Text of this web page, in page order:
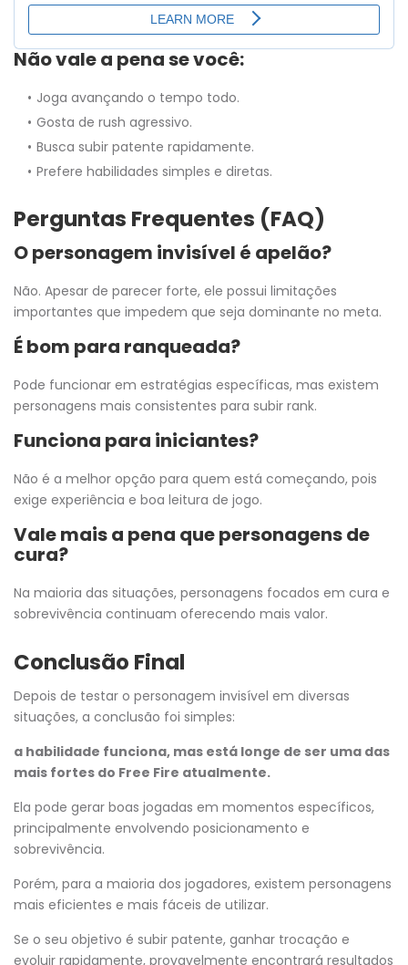
Não vale a pena se você:
Joga avançando o tempo todo.
Gosta de rush agressivo.
Busca subir patente rapidamente.
Prefere habilidades simples e diretas.
Perguntas Frequentes (FAQ)
O personagem invisível é apelão?
Não. Apesar de parecer forte, ele possui limitações
importantes que impedem que seja dominante no meta.
É bom para ranqueada?
Pode funcionar em estratégias específicas, mas existem
personagens mais consistentes para subir rank.
Funciona para iniciantes?
Não é a melhor opção para quem está começando, pois
exige experiência e boa leitura de jogo.
Vale mais a pena que personagens de
cura?
Na maioria das situações, personagens focados em cura e
sobrevivência continuam oferecendo mais valor.
Conclusão Final
Depois de testar o personagem invisível em diversas
situações, a conclusão foi simples:
a habilidade funciona, mas está longe de ser uma das
mais fortes do Free Fire atualmente.
Ela pode gerar boas jogadas em momentos específicos,
principalmente envolvendo posicionamento e
sobrevivência.
Porém, para a maioria dos jogadores, existem personagens
mais eficientes e mais fáceis de utilizar.
Se o seu objetivo é subir patente, ganhar trocação e
evoluir rapidamente, provavelmente encontrará resultados